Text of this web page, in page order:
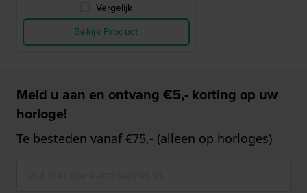
Vergelijk
Bekijk Product
Meld u aan en ontvang €5,- korting op uw
horloge!
Te besteden vanaf €75,- (alleen op horloges)